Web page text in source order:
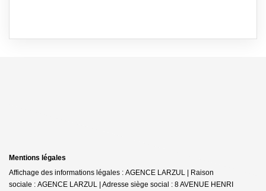
Mentions légales
Affichage des informations légales : AGENCE LARZUL | Raison
sociale : AGENCE LARZUL | Adresse siège social : 8 AVENUE HENRI